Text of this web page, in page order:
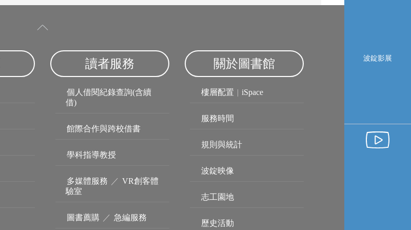
波錠影展
讀者服務
個人借閱紀錄查詢(含續
借)
館際合作與跨校借書
學科指導教授
多媒體服務 ／ VR創客體
驗室
圖書薦購 ／ 急編服務
關於圖書館
樓層配置 | iSpace
服務時間
規則與統計
波錠映像
志工園地
歷史活動